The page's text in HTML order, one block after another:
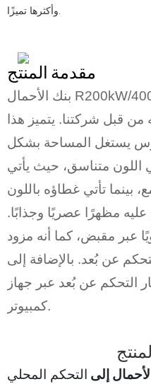
وأكثرها تميزًا.
مقدمة المنتج
بنك الأحمال R200kW/400V/50Hz هو بنك أحمال
من قبل شركتنا. يتميز هذا
يستغل المساحة بشكل
اللون متناسق، حيث يأتي
بينما تأتي غطاؤه باللون
عليه مظهرًا عصريًا وجذابًا.
عبر مقبض، كما أنه مزود
عن بُعد. بالإضافة إلى
التحكم عن بُعد عبر جهاز
كمبيوتر.
إلى التحكم المحلي